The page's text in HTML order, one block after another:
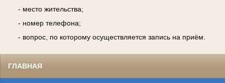
- место жительства;
- номер телефона;
- вопрос, по которому осуществляется запись на приём.
ГЛАВНАЯ